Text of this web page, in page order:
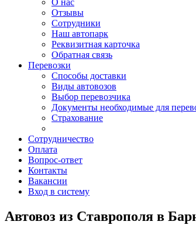
О нас
Отзывы
Сотрудники
Наш автопарк
Реквизитная карточка
Обратная связь
Перевозки
Способы доставки
Виды автовозов
Выбор перевозчика
Документы необходимые для
Страхование
Сотрудничество
Оплата
Вопрос-ответ
Контакты
Вакансии
Вход в систему
Автовоз из Ставрополя в